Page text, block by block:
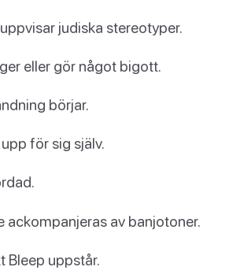
judiska stereotyper.
eller gör något bigott.
börjar.
för sig själv.
ackompanjeras av banjotoner.
Bleep uppstår.